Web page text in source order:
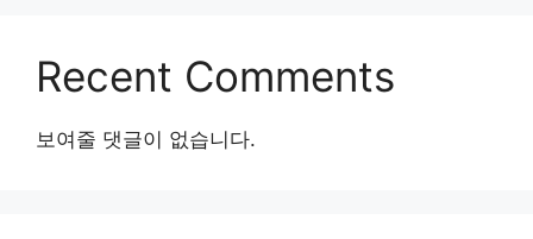
Recent Comments
보여줄 댓글이 없습니다.